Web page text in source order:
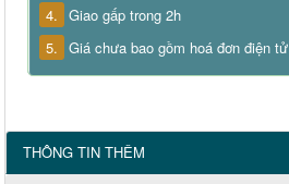
4. Giao gấp trong 2h
5. Giá chưa bao gồm hoá đơn điện tử
THÔNG TIN THÊM